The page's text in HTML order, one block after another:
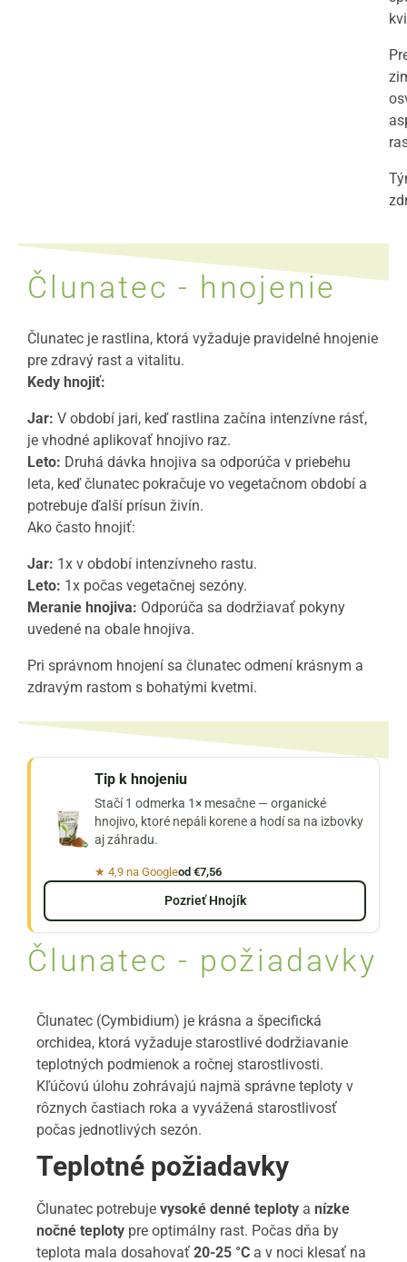
Člunatec - hnojenie
Člunatec je rastlina, ktorá vyžaduje pravidelné hnojenie
pre zdravý rast a vitalitu.
Kedy hnojiť:
Jar: V období jari, keď rastlina začína intenzívne rásť,
je vhodné aplikovať hnojivo raz.
Leto: Druhá dávka hnojiva sa odporúča v priebehu
leta, keď člunatec pokračuje vo vegetačnom období a
potrebuje ďalší prísun živín.
Ako často hnojiť:
Jar: 1x v období intenzívneho rastu.
Leto: 1x počas vegetačnej sezóny.
Meranie hnojiva: Odporúča sa dodržiavať pokyny
uvedené na obale hnojiva.
Pri správnom hnojení sa člunatec odmení krásnym a
zdravým rastom s bohatými kvetmi.
Tip k hnojeniu
Stačí 1 odmerka 1× mesačne — organické
hnojivo, ktoré nepáli korene a hodí sa na izbovky
aj záhradu.
★ 4,9 na Googleod €7,56
Pozrieť Hnojík
Člunatec - požiadavky
Člunatec (Cymbidium) je krásna a špecifická
orchidea, ktorá vyžaduje starostlivé dodržiavanie
teplotných podmienok a ročnej starostlivosti.
Kľúčovú úlohu zohrávajú najmä správne teploty v
rôznych častiach roka a vyvážená starostlivosť
počas jednotlivých sezón.
Teplotné požiadavky
Člunatec potrebuje vysoké denné teploty a nízke
nočné teploty pre optimálny rast. Počas dňa by
teplota mala dosahovať 20-25 °C a v noci klesať na